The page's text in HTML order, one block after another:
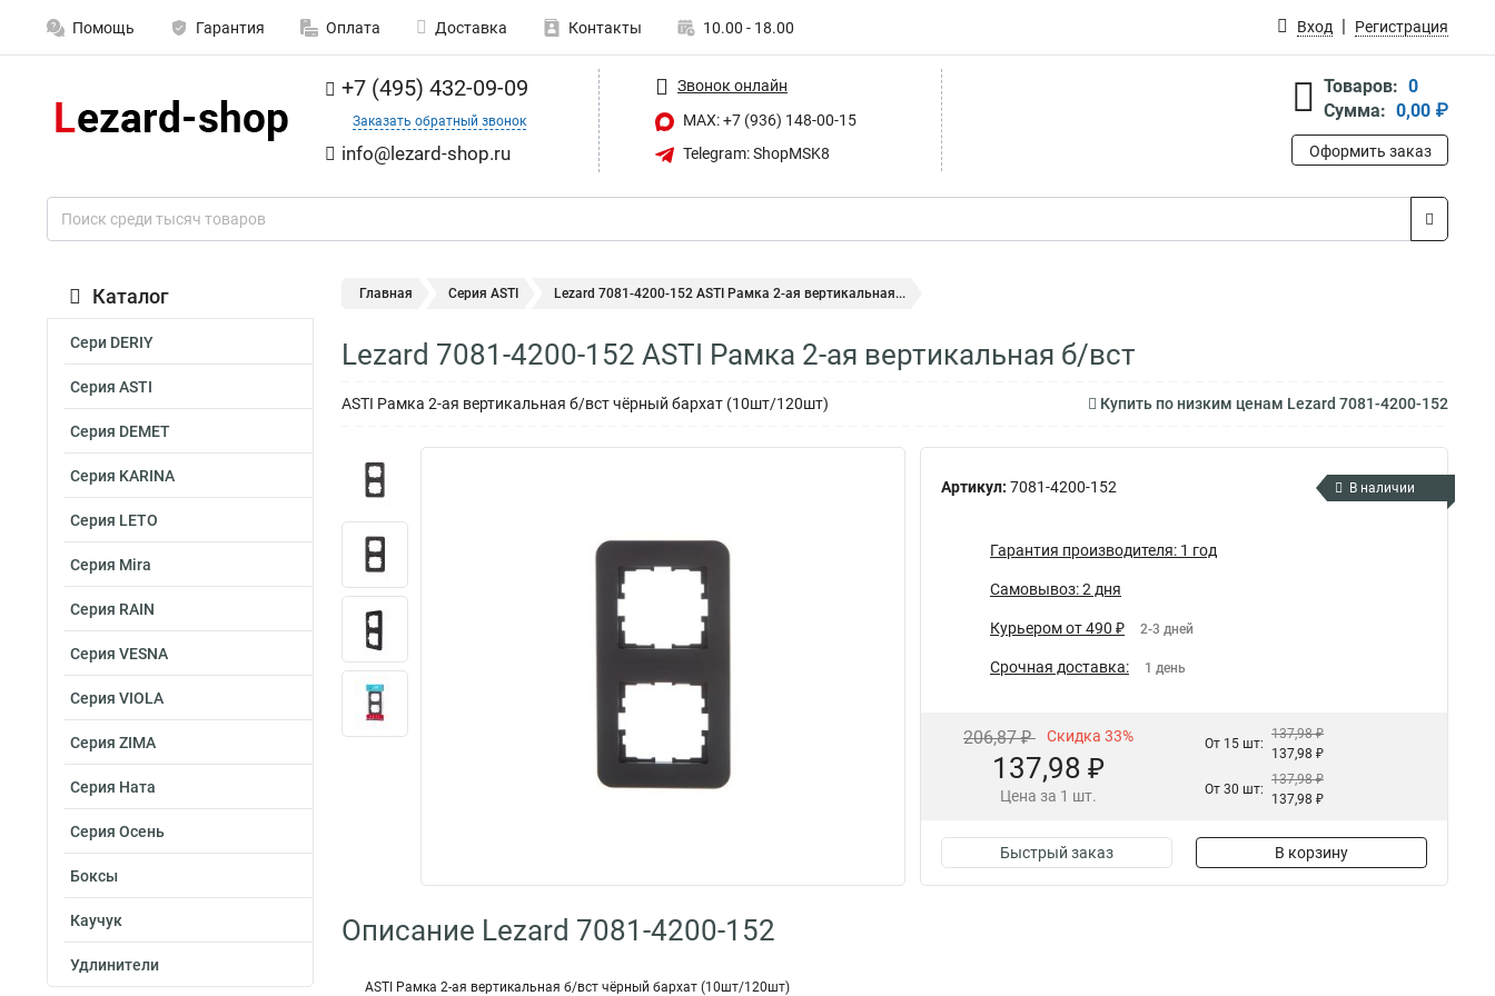
Помощь Гарантия Оплата Доставка Контакты 10.00 - 18.00 Вход Регистрация
+7 (495) 432-09-09
Заказать обратный звонок
info@lezard-shop.ru
Звонок онлайн
MAX: +7 (936) 148-00-15
Telegram: ShopMSK8
Товаров: 0
Сумма: 0,00 ₽
Оформить заказ
Каталог
Сери DERIY
Серия ASTI
Серия DEMET
Серия KARINA
Серия LETO
Серия Mira
Серия RAIN
Серия VESNA
Серия VIOLA
Серия ZIMA
Серия Ната
Серия Осень
Боксы
Каучук
Удлинители
Главная Серия ASTI Lezard 7081-4200-152 ASTI Рамка 2-ая вертикальная...
Lezard 7081-4200-152 ASTI Рамка 2-ая вертикальная б/вст
ASTI Рамка 2-ая вертикальная б/вст чёрный бархат (10шт/120шт) Купить по низким ценам Lezard 7081-4200-152
Артикул: 7081-4200-152 В наличии
Гарантия производителя: 1 год
Самовывоз: 2 дня
Курьером от 490 ₽ 2-3 дней
Срочная доставка: 1 день
206,87 ₽ Скидка 33%
137,98 ₽
Цена за 1 шт.
От 15 шт:
137,98 ₽
137,98 ₽
От 30 шт:
137,98 ₽
137,98 ₽
Быстрый заказ В корзину
Описание Lezard 7081-4200-152
ASTI Рамка 2-ая вертикальная б/вст чёрный бархат (10шт/120шт)